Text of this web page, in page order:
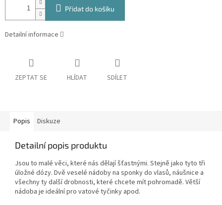
Přidat do košíku
Detailní informace
ZEPTAT SE HLÍDAT SDÍLET
Popis Diskuze
Detailní popis produktu
Jsou to malé věci, které nás dělají šťastnými. Stejně jako tyto tři
úložné dózy. Dvě veselé nádoby na sponky do vlasů, náušnice a
všechny ty další drobnosti, které chcete mít pohromadě. Větší
nádoba je ideální pro vatové tyčinky apod.